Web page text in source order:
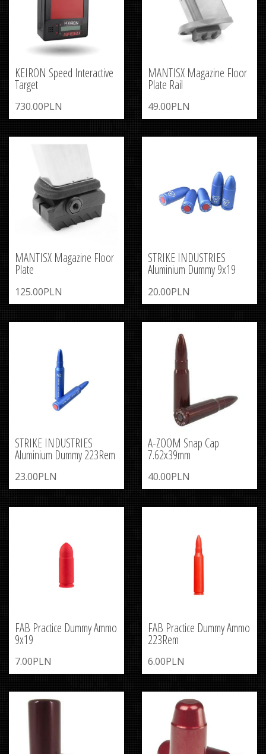
KEIRON Speed Interactive
Target
730.00PLN
MANTISX Magazine Floor
Plate Rail
49.00PLN
MANTISX Magazine Floor
Plate
125.00PLN
STRIKE INDUSTRIES
Aluminium Dummy 9x19
20.00PLN
STRIKE INDUSTRIES
Aluminium Dummy 223Rem
23.00PLN
A-ZOOM Snap Cap
7.62x39mm
40.00PLN
FAB Practice Dummy Ammo
9x19
7.00PLN
FAB Practice Dummy Ammo
223Rem
6.00PLN